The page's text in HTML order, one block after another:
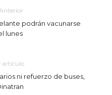
podrán vacunarse
lunes
artículo
ni refuerzo de buses,